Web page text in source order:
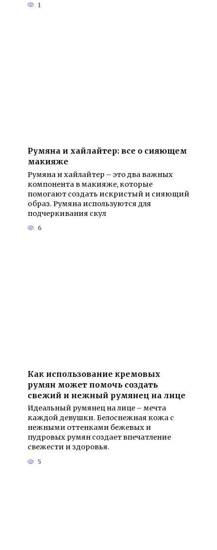
1
Румяна и хайлайтер: все о сияющем
макияже
Румяна и хайлайтер – это два важных
компонента в макияже, которые
помогают создать искристый и сияющий
образ. Румяна используются для
подчеркивания скул
6
Как использование кремовых
румян может помочь создать
свежий и нежный румянец на лице
Идеальный румянец на лице – мечта
каждой девушки. Белоснежная кожа с
нежными оттенками бежевых и
пудровых румян создает впечатление
свежести и здоровья.
5